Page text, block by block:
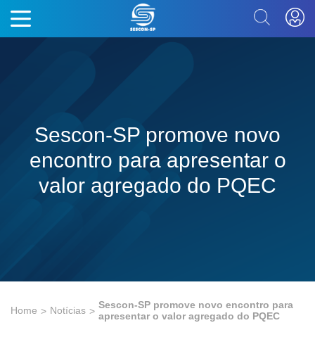
Sescon-SP promove novo
encontro para apresentar o
valor agregado do PQEC
Home Notícias
Sescon-SP promove novo encontro para
apresentar o valor agregado do PQEC